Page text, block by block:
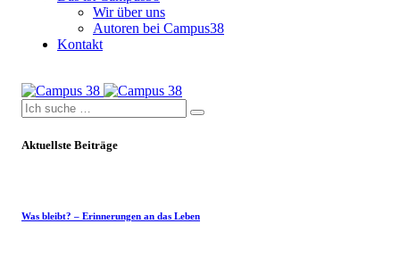
Wir über uns
Autoren bei Campus38
Kontakt
Aktuellste Beiträge
Was bleibt? – Erinnerungen an das Leben